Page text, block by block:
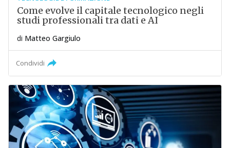
Come evolve il capitale tecnologico negli
studi professionali tra dati e AI
di Matteo Gargiulo
Condividi